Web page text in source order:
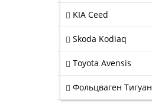
KIA Ceed
Skoda Kodiaq
Toyota Avensis
Фольцваген Тигуан